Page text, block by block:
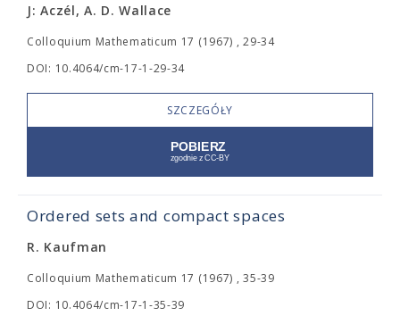
J: Aczél, A. D. Wallace
Colloquium Mathematicum 17 (1967) , 29-34
DOI: 10.4064/cm-17-1-29-34
SZCZEGÓŁY
Ordered sets and compact spaces
R. Kaufman
Colloquium Mathematicum 17 (1967) , 35-39
DOI: 10.4064/cm-17-1-35-39